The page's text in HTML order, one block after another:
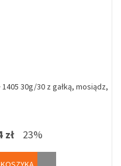
30g/30 z gałką, mosiądz,
zł 23%